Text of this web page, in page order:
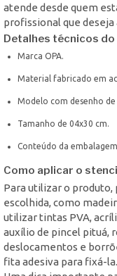
atende desde quem
profissional que deseja
Detalhes técnicos
Marca OPA.
Material fabricado em
Modelo com desenho de
Tamanho de 04x30 cm.
Conteúdo da
Como aplicar o
Para utilizar o
escolhida, como
utilizar tintas PVA,
auxílio de pincel pituá,
deslocamentos e
fita adesiva para fixá-la.